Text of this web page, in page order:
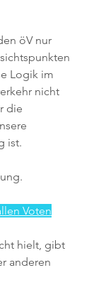
öV nur
Logik im
nicht
die
ist.
Voten
hielt, gibt
anderen